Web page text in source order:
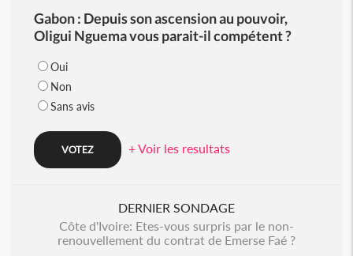
Gabon : Depuis son ascension au pouvoir,
Oligui Nguema vous parait-il compétent ?
Oui
Non
Sans avis
+ Voir les resultats
DERNIER SONDAGE
Côte d'Ivoire: Etes-vous surpris par le non-
renouvellement du contrat de Emerse Faé ?